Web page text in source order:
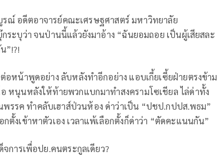
ณ์ อดีตอาจารย์คณะเศรษฐศาสตร์ มหาวิทยาลัย
ระบุว่า จนป่านนี้แล้วยังมาอ้าง “ฉันยอมถอย เป็นผู้เสียสละ
”!?!
อหน้าพูดอย่าง ลับหลังทำอีกอย่าง แอบเกี้ยเซี้ยฝ่ายตรงข้าม
หนุนหลังให้ท้ายพวกแบกมาทำสงครามโซเชียล ไล่ด่าทั้ง
รรค ทำคลับเฮาส์ป่วนห้อง ด่าว่าเป็น “ปชป.กปปส.พธม”
งเข้าหาตัวเอง เวลาแพ้เลือกตั้งก็ด่าว่า “ตัดคะแนนกัน”
การเพื่อปย.คนตระกูลเดียว?